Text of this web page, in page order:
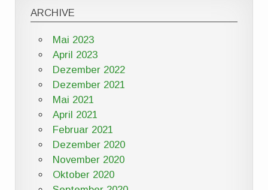
ARCHIVE
Mai 2023
April 2023
Dezember 2022
Dezember 2021
Mai 2021
April 2021
Februar 2021
Dezember 2020
November 2020
Oktober 2020